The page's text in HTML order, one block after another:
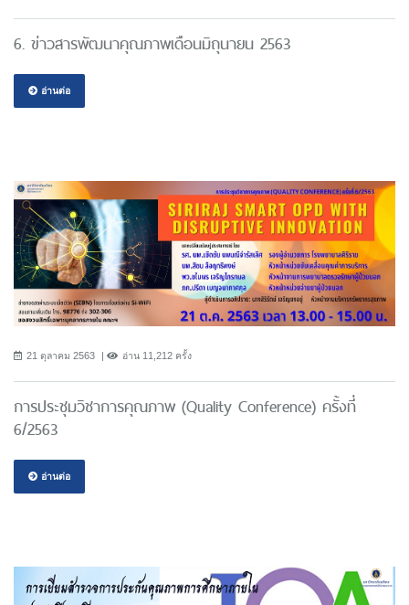
6. ข่าวสารพัฒนาคุณภาพเดือนมิถุนายน 2563
อ่านต่อ
21 ตุลาคม 2563 อ่าน 11,212 ครั้ง
การประชุมวิชาการคุณภาพ (Quality Conference) ครั้งที่
6/2563
อ่านต่อ